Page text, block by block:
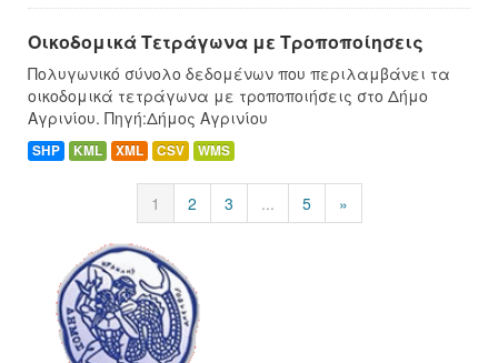
Οικοδομικά Τετράγωνα με Τροποποίησεις
Πολυγωνικό σύνολο δεδομένων που περιλαμβάνει τα
οικοδομικά τετράγωνα με τροποποιήσεις στο Δήμο
Αγρινίου. Πηγή:Δήμος Αγρινίου
SHP KML XML CSV WMS
1 2 3 ... 5 »